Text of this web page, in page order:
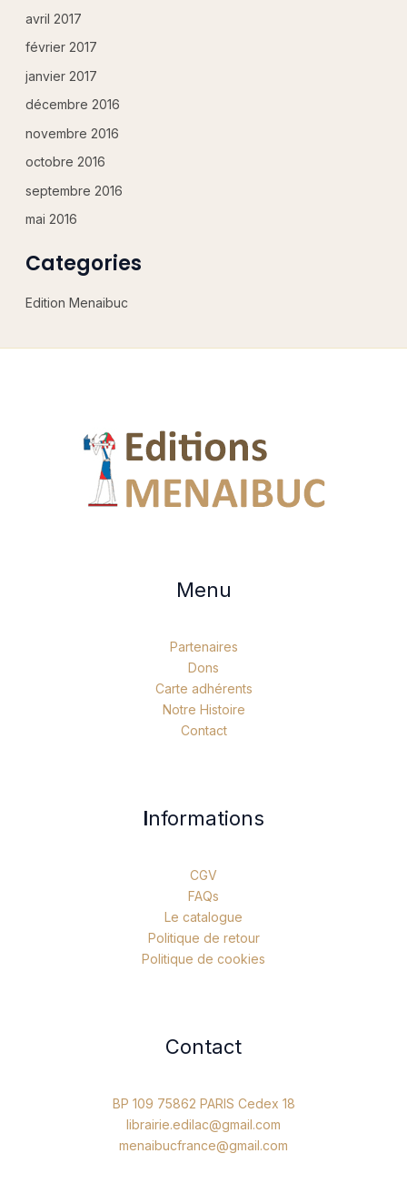
Nous vous invitons à vous réinscrire si vous
étiez un(e) ancien(ne) abonné(e) afin de
avril 2017
février 2017
janvier 2017
décembre 2016
novembre 2016
octobre 2016
septembre 2016
mai 2016
Categories
Edition Menaibuc
Menu
Partenaires
Dons
Carte adhérents
Notre Histoire
Contact
Informations
CGV
FAQs
Le catalogue
Politique de retour
Politique de cookies
Contact
BP 109 75862 PARIS Cedex 18
librairie.edilac@gmail.com
menaibucfrance@gmail.com